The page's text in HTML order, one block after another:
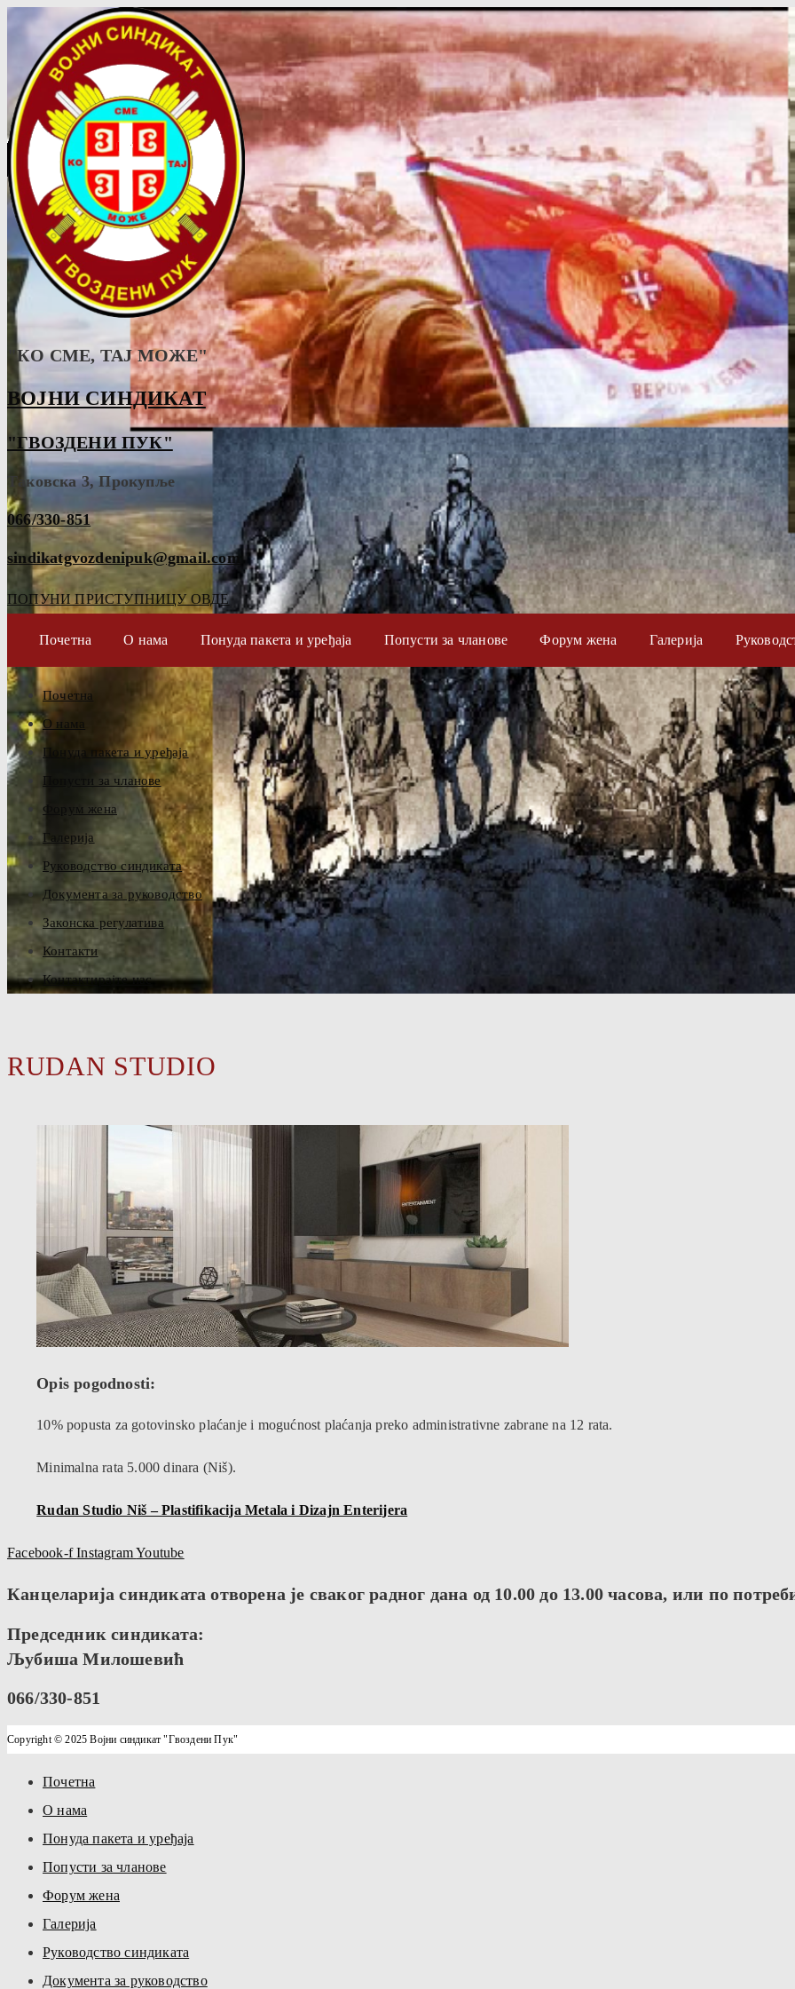
"КО СМЕ, ТАJ МОЖЕ"
ВОЈНИ СИНДИКАТ
"ГВОЗДЕНИ ПУК"
Таковска 3, Прокупље
066/330-851
sindikatgvozdenipuk@gmail.com
ПОПУНИ ПРИСТУПНИЦУ ОВДЕ
Почетна О нама Понуда пакета и уређаја Попусти за чланове Форум жена Галерија
Почетна
О нама
Понуда пакета и уређаја
Попусти за чланове
Форум жена
Галерија
Руководство синдиката
Документа за руководство
Законска регулатива
Контакти
Контактирајте нас
RUDAN STUDIO
Opis pogodnosti:
10% popusta za gotovinsko plaćanje i mogućnost plaćanja preko administrativne zabrane na 12 rata.
Minimalna rata 5.000 dinara (Niš).
Rudan Studio Niš – Plastifikacija Metala i Dizajn Enterijera
Facebook-f InstagramYoutube
Канцеларија синдиката отворена је сваког радног дана од 10.00 до 13.00 часова, или по
Председник синдиката:
Љубиша Милошевић
066/330-851
Copyright © 2025 Војни синдикат "Гвоздени Пук"
Почетна
О нама
Понуда пакета и уређаја
Попусти за чланове
Форум жена
Галерија
Руководство синдиката
Документа за руководство